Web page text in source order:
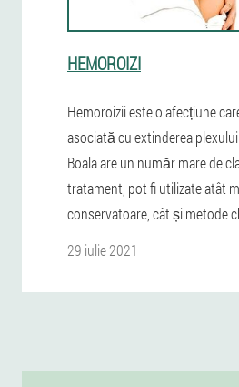
HEMOROIZI
Hemoroizii este o afecțiune
asociată cu extinderea
Boala are un număr mare de
tratament, pot fi utilizate atât
conservatoare, cât și metode
29 iulie 2021